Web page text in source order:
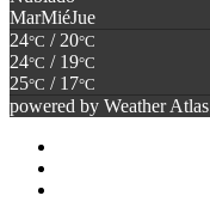
MarMiéJue
24°C / 20°C
24°C / 19°C
25°C / 17°C
powered by Weather Atlas